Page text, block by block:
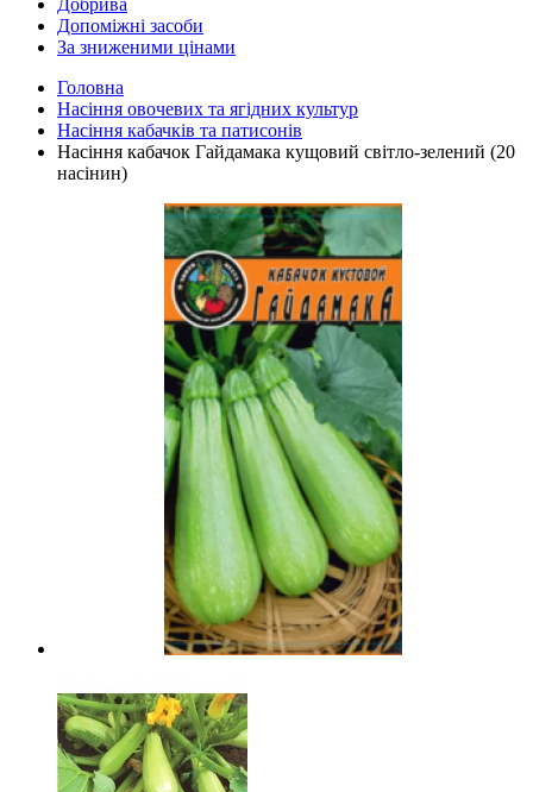
Добрива
Допоміжні засоби
За зниженими цінами
Головна
Насіння овочевих та ягідних культур
Насіння кабачків та патисонів
Насіння кабачок Гайдамака кущовий світло-зелений (20
насінин)